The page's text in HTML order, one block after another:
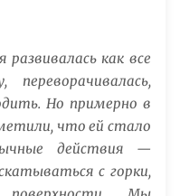
как все
Но примерно в
что ей стало
действия —
с горки,